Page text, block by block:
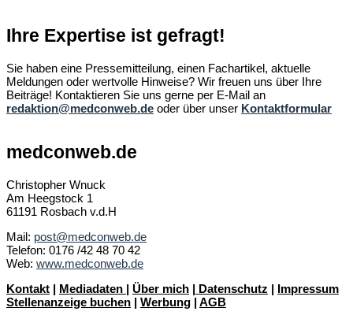
Ihre Expertise ist gefragt!
Sie haben eine Pressemitteilung, einen Fachartikel, aktuelle
Meldungen oder wertvolle Hinweise? Wir freuen uns über Ihre
Beiträge! Kontaktieren Sie uns gerne per E-Mail an
redaktion@medconweb.de oder über unser Kontaktformular
medconweb.de
Christopher Wnuck
Am Heegstock 1
61191 Rosbach v.d.H
Mail: post@medconweb.de
Telefon: 0176 /42 48 70 42
Web: www.medconweb.de
Kontakt | Mediadaten | Über mich | Datenschutz | Impressum
Stellenanzeige buchen | Werbung | AGB